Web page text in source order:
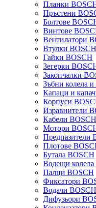
Планки
Пръстени
Болтове
Винтове
Вентилатори
Втулки BOSCH
Гайки BOSCH
Зегерки
Закопчалки
Зъбни колела
Капаци и
Корпуси
Изравнители
Кабели BOSCH
Мотори
Предпазители
Плотове
Бутала BOSCH
Водещи
Палци BOSCH
Фиксатори
Водачи BOSCH
Дифузьори